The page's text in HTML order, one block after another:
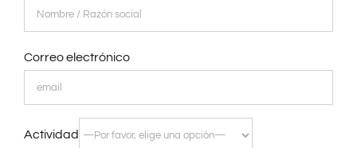
Correo electrónico
Actividad